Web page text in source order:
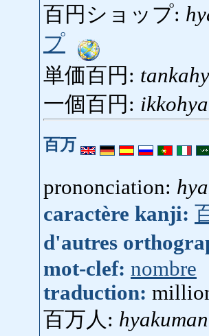
百円ショップ:
プ
単価百円:
一個百円:
百万
prononciation:
caractère kanji:
d'autres
mot-clef: nombre
traduction:
百万人: